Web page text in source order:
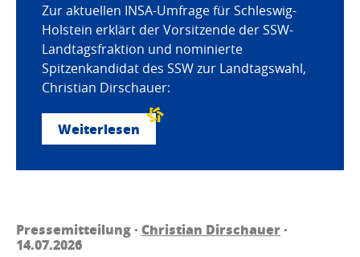
Zur aktuellen INSA-Umfrage für Schleswig-
Holstein erklärt der Vorsitzende der SSW-
Landtagsfraktion und nominierte
Spitzenkandidat des SSW zur Landtagswahl,
Christian Dirschauer:
Weiterlesen
Pressemitteilung · Christian Dirschauer·
14.07.2026